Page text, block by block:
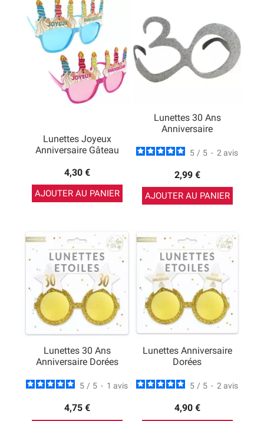
Lunettes Joyeux
Anniversaire Gâteau
4,30 €
AJOUTER AU PANIER
Lunettes 30 Ans
Anniversaire
5 / 5 - 2 avis
2,99 €
AJOUTER AU PANIER
Lunettes 30 Ans
Anniversaire Dorées
5 / 5 - 1 avis
4,75 €
Lunettes Anniversaire
Dorées
5 / 5 - 2 avis
4,90 €